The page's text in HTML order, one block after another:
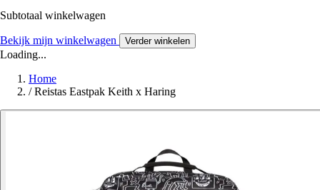
Subtotaal winkelwagen
Bekijk mijn winkelwagen Verder winkelen
Loading...
Home
/ Reistas Eastpak Keith x Haring